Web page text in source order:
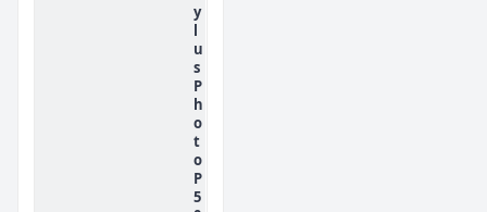
y
l
u
s
P
h
o
t
o
P
5